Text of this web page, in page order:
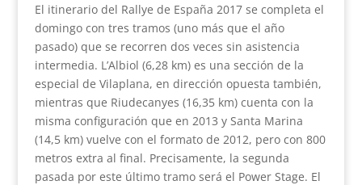
El itinerario del Rallye de España 2017 se completa el
domingo con tres tramos (uno más que el año
pasado) que se recorren dos veces sin asistencia
intermedia. L’Albiol (6,28 km) es una sección de la
especial de Vilaplana, en dirección opuesta también,
mientras que Riudecanyes (16,35 km) cuenta con la
misma configuración que en 2013 y Santa Marina
(14,5 km) vuelve con el formato de 2012, pero con 800
metros extra al final. Precisamente, la segunda
pasada por este último tramo será el Power Stage. El